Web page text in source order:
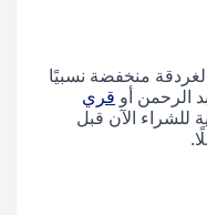
منخفضة نسبيًا
الرحمن أو قري
للشراء الآن قبل